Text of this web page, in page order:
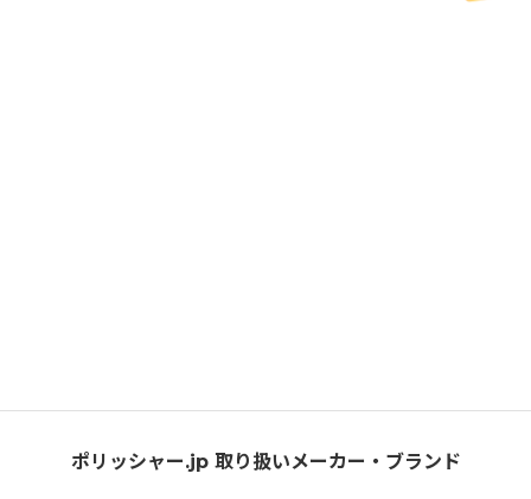
ポリッシャー.jp 取り扱いメーカー・ブランド